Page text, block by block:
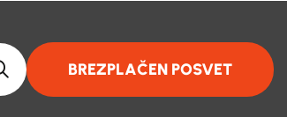
BREZPLAČEN POSVET